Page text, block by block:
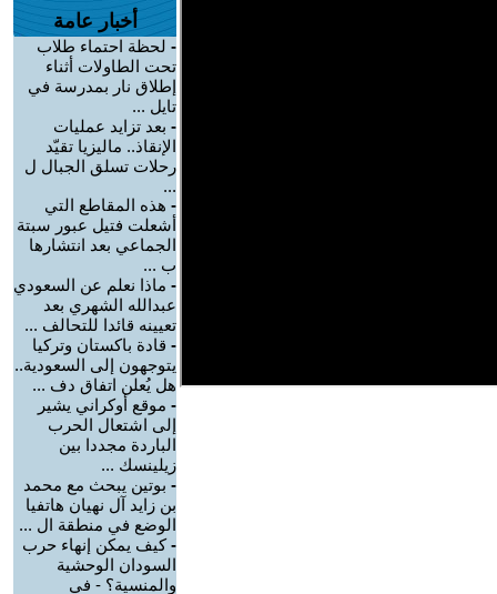
أخبار عامة
- لحظة احتماء طلاب
تحت الطاولات أثناء
إطلاق نار بمدرسة في
تايل ...
- بعد تزايد عمليات
الإنقاذ.. ماليزيا تقيّد
رحلات تسلق الجبال ل
...
- هذه المقاطع التي
أشعلت فتيل عبور سبتة
الجماعي بعد انتشارها
ب ...
- ماذا نعلم عن السعودي
عبدالله الشهري بعد
تعيينه قائدا للتحالف ...
- قادة باكستان وتركيا
يتوجهون إلى السعودية..
هل يُعلن اتفاق دف ...
- موقع أوكراني يشير
إلى اشتعال الحرب
الباردة مجددا بين
زيلينسك ...
- بوتين يبحث مع محمد
بن زايد آل نهيان هاتفيا
الوضع في منطقة ال ...
-كيف يمكن إنهاء حرب
السودان الوحشية
والمنسية؟ - في